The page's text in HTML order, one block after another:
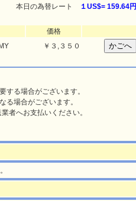
本日の為替レート １US$= 159.64円
価格
￥ ３,３５０
る場合がございます。
場合がございます。
者へお支払いください。